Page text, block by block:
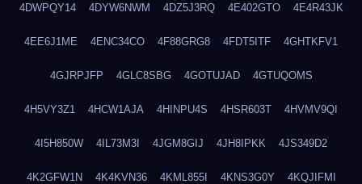
4DWPQY14 4DYW6NWM 4DZ5J3RQ 4E402GTO 4E4R43JK
4EE6J1ME 4ENC34CO 4F88GRG8 4FDT5ITF 4GHTKFV1
4GJRPJFP 4GLC8SBG 4GOTUJAD 4GTUQOMS
4H5VY3Z1 4HCW1AJA 4HINPU4S 4HSR603T 4HVMV9QI
4I5H850W 4IL73M3I 4JGM8GIJ 4JH8IPKK 4JS349D2
4K2GFW1N 4K4KVN36 4KML855I 4KNS3G0Y 4KQJIFMI